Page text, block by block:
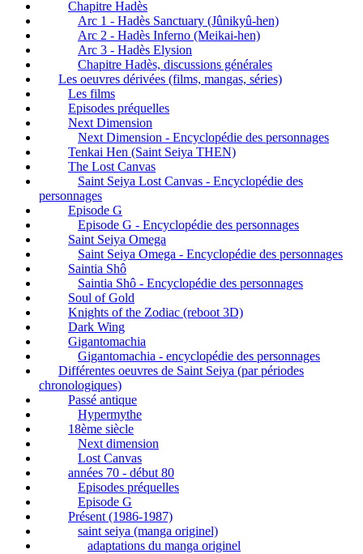
Chapitre Hadès
Arc 1 - Hadès Sanctuary (Jûnikyû-hen)
Arc 2 - Hadès Inferno (Meikai-hen)
Arc 3 - Hadès Elysion
Chapitre Hadès, discussions générales
Les oeuvres dérivées (films, mangas, séries)
Les films
Episodes préquelles
Next Dimension
Next Dimension - Encyclopédie des personnages
Tenkai Hen (Saint Seiya THEN)
The Lost Canvas
Saint Seiya Lost Canvas - Encyclopédie des
personnages
Episode G
Episode G - Encyclopédie des personnages
Saint Seiya Omega
Saint Seiya Omega - Encyclopédie des personnages
Saintia Shô
Saintia Shô - Encyclopédie des personnages
Soul of Gold
Knights of the Zodiac (reboot 3D)
Dark Wing
Gigantomachia
Gigantomachia - encyclopédie des personnages
Différentes oeuvres de Saint Seiya (par périodes
chronologiques)
Passé antique
Hypermythe
18ème siècle
Next dimension
Lost Canvas
années 70 - début 80
Episodes préquelles
Episode G
Présent (1986-1987)
saint seiya (manga originel)
adaptations du manga originel